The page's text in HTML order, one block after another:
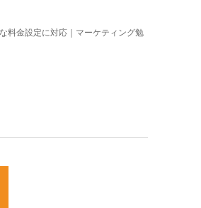
料金設定に対応｜マーケティング勉